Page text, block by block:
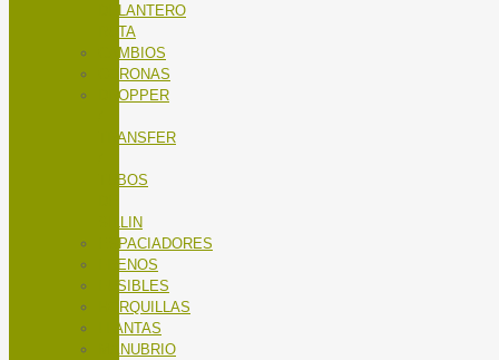
DELANTERO
RUTA
CAMBIOS
CORONAS
DROPPER
TRANSFER
TUBOS
SILLIN
ESPACIADORES
FRENOS
FUSIBLES
HORQUILLAS
LLANTAS
MANUBRIO